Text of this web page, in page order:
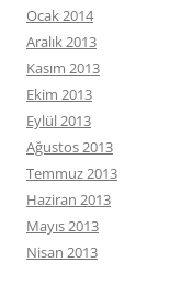
Ocak 2014
Aralık 2013
Kasım 2013
Ekim 2013
Eylül 2013
Ağustos 2013
Temmuz 2013
Haziran 2013
Mayıs 2013
Nisan 2013